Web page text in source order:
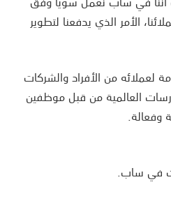
الأمر الذي يدفعنا لتطوير
لعملائه من الأفراد والشركات
العالمية من قبل موظفين
وفعالة.
في ساب.